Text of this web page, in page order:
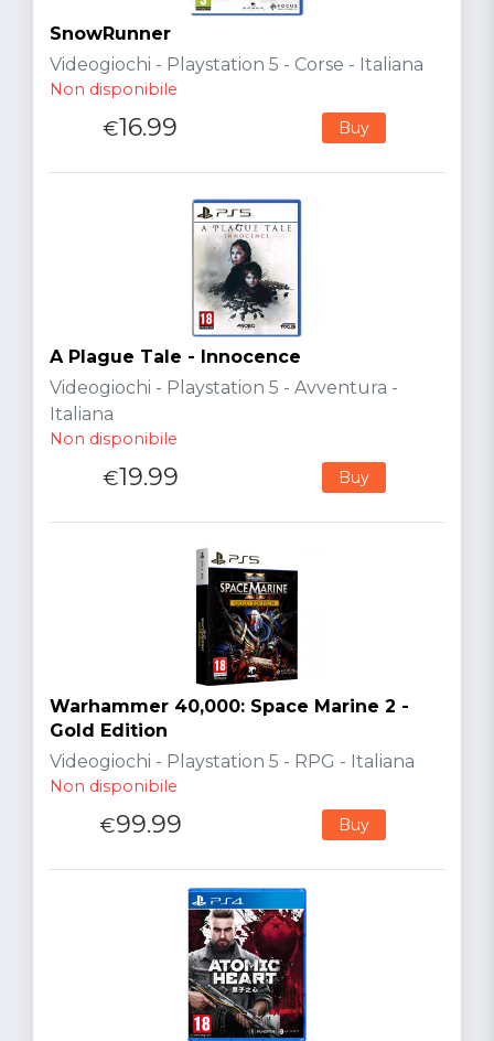
SnowRunner
Videogiochi - Playstation 5 - Corse - Italiana
Non disponibile
€16.99 Buy
A Plague Tale - Innocence
Videogiochi - Playstation 5 - Avventura -
Italiana
Non disponibile
€19.99 Buy
Warhammer 40,000: Space Marine 2 -
Gold Edition
Videogiochi - Playstation 5 - RPG - Italiana
Non disponibile
€99.99 Buy